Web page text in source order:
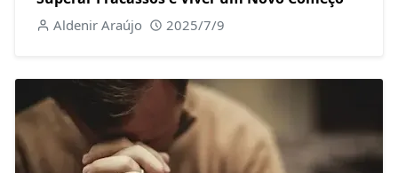
Aldenir Araújo 2025/7/9